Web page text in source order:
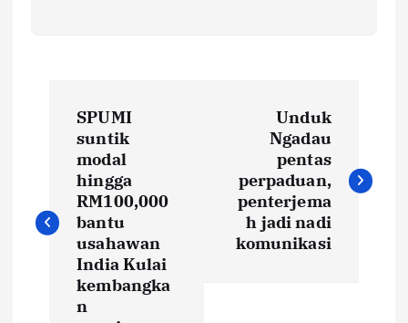
t
SPUMI
suntik
modal
hingga
RM100,000
bantu
usahawan
India Kulai
kembangka
n
Unduk
Ngadau
pentas
perpaduan,
penterjema
h jadi nadi
komunikasi